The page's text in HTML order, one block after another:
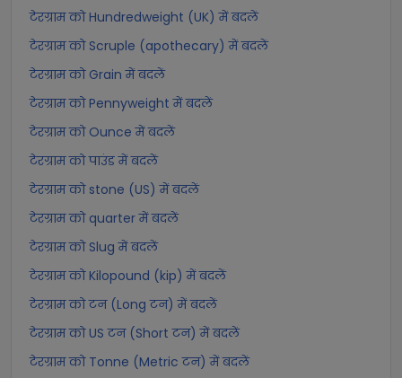
टेरग्राम को Hundredweight (UK) में बदलें
टेरग्राम को Scruple (apothecary) में बदलें
टेरग्राम को Grain में बदलें
टेरग्राम को Pennyweight में बदलें
टेरग्राम को Ounce में बदलें
टेरग्राम को पाउंड में बदलें
टेरग्राम को stone (US) में बदलें
टेरग्राम को quarter में बदलें
टेरग्राम को Slug में बदलें
टेरग्राम को Kilopound (kip) में बदलें
टेरग्राम को टन (Long टन) में बदलें
टेरग्राम को US टन (Short टन) में बदलें
टेरग्राम को Tonne (Metric टन) में बदलें